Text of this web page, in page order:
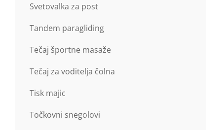
Svetovalka za post
Tandem paragliding
Tečaj športne masaže
Tečaj za voditelja čolna
Tisk majic
Točkovni snegolovi